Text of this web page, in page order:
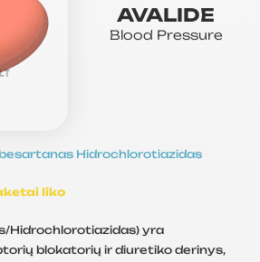
AVALIDE
Blood Pressure
Hidrochlorotiazidas
liko
Hidrochlorotiazidas) yra
blokatorių ir diuretiko derinys,